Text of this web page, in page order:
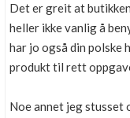
Det er greit at
heller ikke vanlig å
har jo også din polske
produkt til rett
Noe annet jeg stusset